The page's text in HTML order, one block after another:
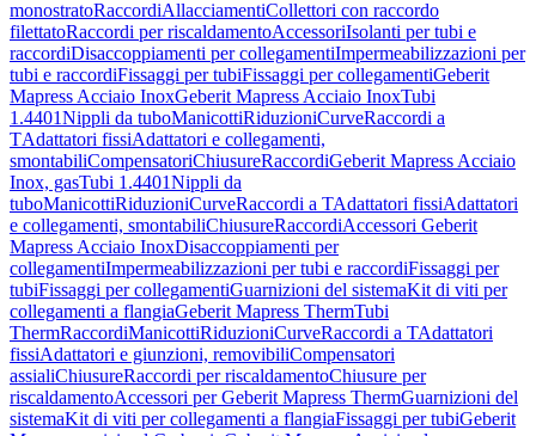
monostratoRaccordiAllacciamentiCollettori con raccordo
filettatoRaccordi per riscaldamentoAccessoriIsolanti per tubi e
raccordiDisaccoppiamenti per collegamentiImpermeabilizzazioni per
tubi e raccordiFissaggi per tubiFissaggi per collegamentiGeberit
Mapress Acciaio InoxGeberit Mapress Acciaio InoxTubi
1.4401Nippli da tuboManicottiRiduzioniCurveRaccordi a
TAdattatori fissiAdattatori e collegamenti,
smontabiliCompensatoriChiusureRaccordiGeberit Mapress Acciaio
Inox, gasTubi 1.4401Nippli da
tuboManicottiRiduzioniCurveRaccordi a TAdattatori fissiAdattatori
e collegamenti, smontabiliChiusureRaccordiAccessori Geberit
Mapress Acciaio InoxDisaccoppiamenti per
collegamentiImpermeabilizzazioni per tubi e raccordiFissaggi per
tubiFissaggi per collegamentiGuarnizioni del sistemaKit di viti per
collegamenti a flangiaGeberit Mapress ThermTubi
ThermRaccordiManicottiRiduzioniCurveRaccordi a TAdattatori
fissiAdattatori e giunzioni, removibiliCompensatori
assialiChiusureRaccordi per riscaldamentoChiusure per
riscaldamentoAccessori per Geberit Mapress ThermGuarnizioni del
sistemaKit di viti per collegamenti a flangiaFissaggi per tubiGeberit